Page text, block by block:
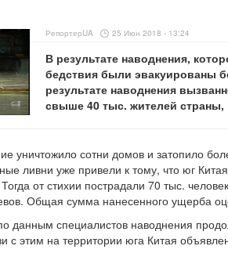
РепортерUA 25 Июн 2018 - 13:24
В результате наводнения,
бедствия были эвакуированы
результате наводнения
свыше 40 тыс. жителей страны,
уничтожило сотни домов и затопило
ливни уже привели к тому, что юг
от стихии пострадали 70 тыс.
Общая сумма нанесенного ущерба
данным специалистов наводнения
с этим на территории юга Китая